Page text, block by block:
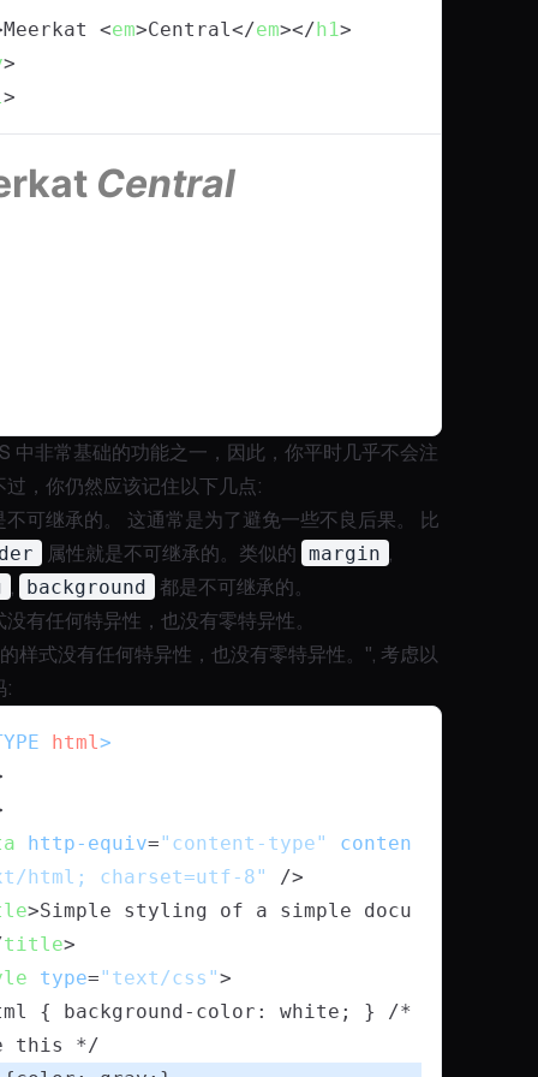
Meerkat <em>Central </em></h1 >
>
>
中非常基础的功能之一，因此，你平时几乎不会注
过，你仍然应该记住以下几点:
不可继承的。 这通常是为了避免一些不良后果。 比
属性就是不可继承的。类似的 margin
background
都是不可继承的。
有任何特异性，也没有零特异性。
样式没有任何特异性，也没有零特异性。", 考虑以
:
html >
http-equiv="content-type"
conten
html; charset=utf-8"
/>
>Simple styling of a simple docu
title>
type="text/css">
this */